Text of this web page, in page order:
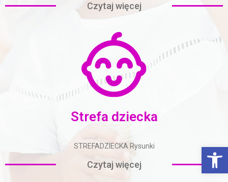
Otwórz Pasek narzędzi
Czytaj więcej
Strefa dziecka
STREFADZIECKA Rysunki
Czytaj więcej